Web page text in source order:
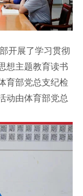
开展了学习贯彻
想主题教育读书
育部党总支纪检
动由体育部党总